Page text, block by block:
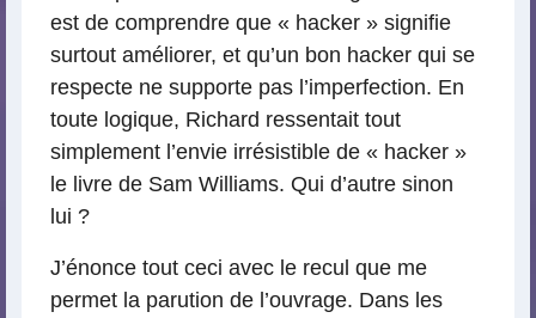
est de comprendre que « hacker » signifie
surtout améliorer, et qu’un bon hacker qui se
respecte ne supporte pas l’imperfection. En
toute logique, Richard ressentait tout
simplement l’envie irrésistible de « hacker »
le livre de Sam Williams. Qui d’autre sinon
lui ?
J’énonce tout ceci avec le recul que me
permet la parution de l’ouvrage. Dans les